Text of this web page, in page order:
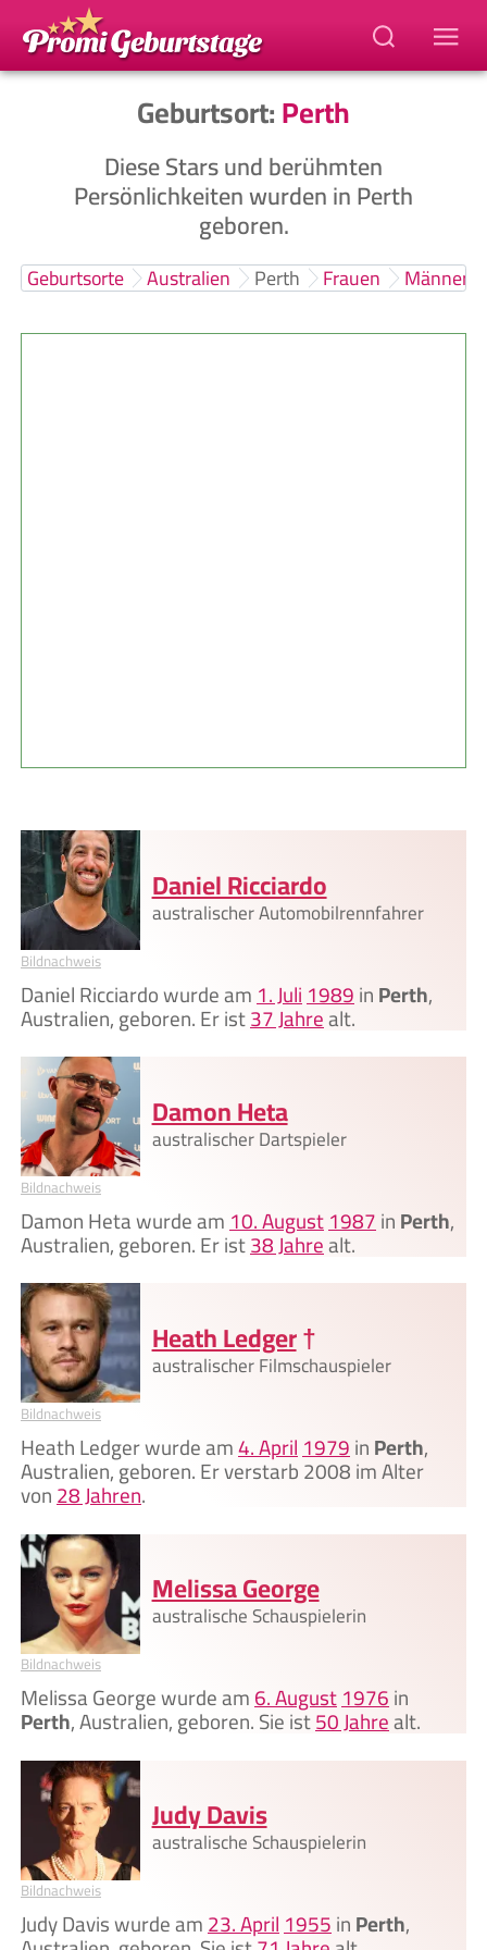
Geburtsort:Perth
Diese Stars und berühmten
Persönlichkeiten wurden in Perth
geboren.
Geburtsorte Australien Perth Frauen Männer
Bildnachweis
Daniel Ricciardo
australischer Automobilrennfahrer
Daniel Ricciardo wurde am1. Juli1989inPerth,
Australien, geboren. Er ist37 Jahrealt.
Bildnachweis
Damon Heta
australischer Dartspieler
Damon Heta wurde am10. August1987inPerth,
Australien, geboren. Er ist38 Jahrealt.
Bildnachweis
Heath Ledger†
australischer Filmschauspieler
Heath Ledger wurde am4. April1979inPerth,
Australien, geboren. Er verstarb 2008 im Alter
von28 Jahren.
Bildnachweis
Melissa George
australische Schauspielerin
Melissa George wurde am6. August1976in
Perth, Australien, geboren. Sie ist50 Jahrealt.
Bildnachweis
Judy Davis
australische Schauspielerin
Judy Davis wurde am23. April1955inPerth,